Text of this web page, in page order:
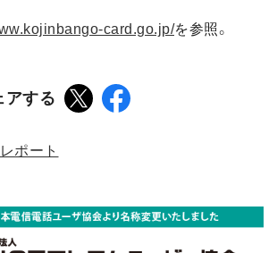
card.go.jp/を参照。
アする
ポート